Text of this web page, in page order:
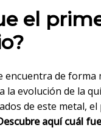
el
encuentra de
la evolución de la
de este metal,
aquí cuál